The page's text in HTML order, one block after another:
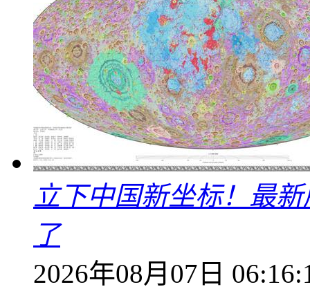
立下中国新坐标！最
了
2026年08月07日